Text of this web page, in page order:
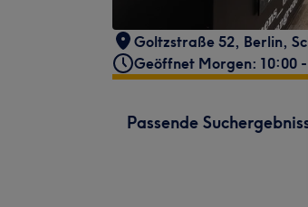
Goltzstraße 52, Berlin,
Geöffnet Morgen: 10:00 -
Passende